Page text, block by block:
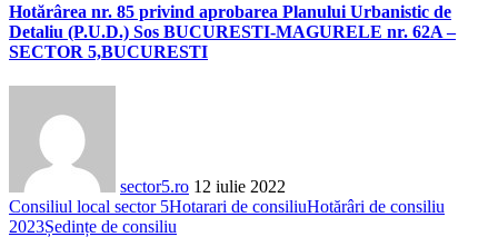
Hotărârea nr. 85 privind aprobarea Planului Urbanistic de
Detaliu (P.U.D.) Sos BUCURESTI-MAGURELE nr. 62A –
SECTOR 5,BUCURESTI
sector5.ro 12 iulie 2022
Consiliul local sector 5Hotarari de consiliuHotărâri de consiliu
2023Ședințe de consiliu